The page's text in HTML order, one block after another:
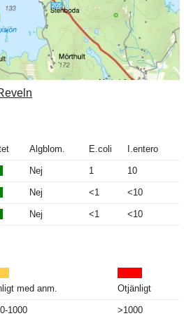
Algblom. E.coli I.entero
Nej 1 10
Nej <1 <10
Nej <1 <10
med anm. Otjänligt
1000 >1000